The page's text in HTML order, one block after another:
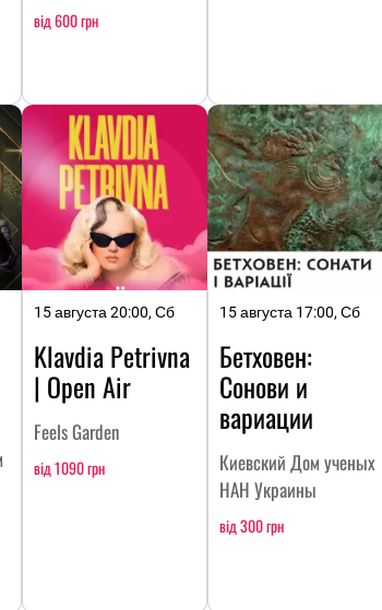
від 600 грн
15 августа 20:00, Сб
Klavdia Petrivna
| Open Air
Feels Garden
від 1090 грн
15 августа 17:00, Сб
Бетховен:
Сонови и
вариации
Киевский Дом ученых
НАН Украины
від 300 грн